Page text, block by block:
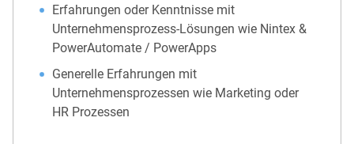
Erfahrungen oder Kenntnisse mit
Unternehmensprozess-Lösungen wie Nintex &
PowerAutomate / PowerApps
Generelle Erfahrungen mit
Unternehmensprozessen wie Marketing oder
HR Prozessen